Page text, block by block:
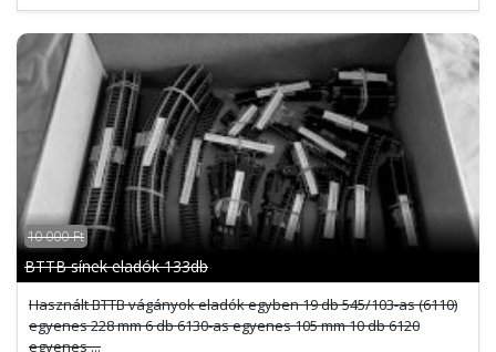
10 000 Ft
BTTB sínek eladók 133db
Használt BTTB vágányok eladók egyben 19 db 545/103-as (6110)
egyenes 228 mm 6 db 6130-as egyenes 105 mm 10 db 6120
egyenes ...